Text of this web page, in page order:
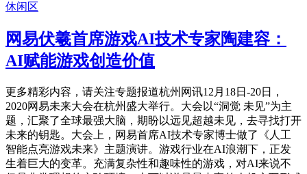
休闲区
网易伏羲首席游戏AI技术专家陶建容：
AI赋能游戏创造价值
更多精彩内容，请关注专题报道杭州网讯12月18日-20日，
2020网易未来大会在杭州盛大举行。大会以“洞觉 未见”为主
题，汇聚了全球最强大脑，期盼以远见超越未见，去寻找打开
未来的钥匙。大会上，网易首席AI技术专家博士做了《人工
智能点亮游戏未来》主题演讲。游戏行业在AI浪潮下，正发
生着巨大的变革。充满复杂性和趣味性的游戏，对AI来说不